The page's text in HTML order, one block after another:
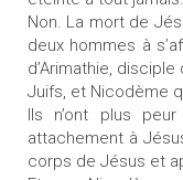
Non. La mort de
deux hommes à
d’Arimathie,
Juifs, et Nicodème
Ils n’ont plus
attachement à
corps de Jésus et